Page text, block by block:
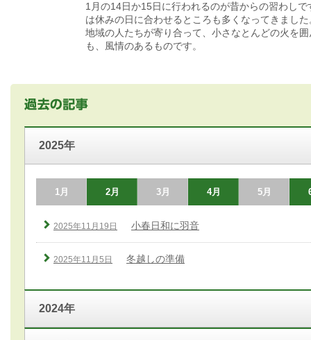
1月の14日か15日に行われるのが昔からの習わしで
は休みの日に合わせるところも多くなってきました
地域の人たちが寄り合って、小さなとんどの火を
も、風情のあるものです。
2025年
1月 2月 3月 4月 5月
2025年11月19日 小春日和に羽音
2025年11月5日 冬越しの準備
2024年